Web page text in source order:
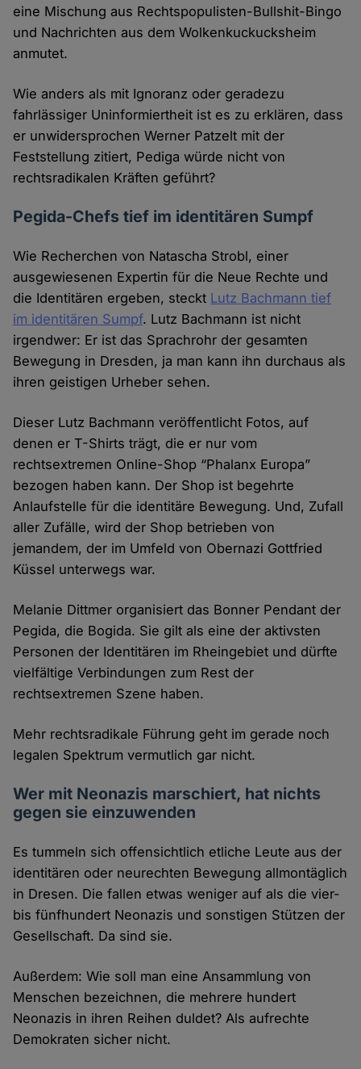
eine Mischung aus Rechtspopulisten-Bullshit-Bingo
und Nachrichten aus dem Wolkenkuckucksheim
anmutet.
Wie anders als mit Ignoranz oder geradezu
fahrlässiger Uninformiertheit ist es zu erklären, dass
er unwidersprochen Werner Patzelt mit der
Feststellung zitiert, Pediga würde nicht von
rechtsradikalen Kräften geführt?
Pegida-Chefs tief im identitären Sumpf
Wie Recherchen von Natascha Strobl, einer
ausgewiesenen Expertin für die Neue Rechte und
die Identitären ergeben, steckt Lutz Bachmann tief
im identitären Sumpf. Lutz Bachmann ist nicht
irgendwer: Er ist das Sprachrohr der gesamten
Bewegung in Dresden, ja man kann ihn durchaus als
ihren geistigen Urheber sehen.
Dieser Lutz Bachmann veröffentlicht Fotos, auf
denen er T-Shirts trägt, die er nur vom
rechtsextremen Online-Shop “Phalanx Europa”
bezogen haben kann. Der Shop ist begehrte
Anlaufstelle für die identitäre Bewegung. Und, Zufall
aller Zufälle, wird der Shop betrieben von
jemandem, der im Umfeld von Obernazi Gottfried
Küssel unterwegs war.
Melanie Dittmer organisiert das Bonner Pendant der
Pegida, die Bogida. Sie gilt als eine der aktivsten
Personen der Identitären im Rheingebiet und dürfte
vielfältige Verbindungen zum Rest der
rechtsextremen Szene haben.
Mehr rechtsradikale Führung geht im gerade noch
legalen Spektrum vermutlich gar nicht.
Wer mit Neonazis marschiert, hat nichts
gegen sie einzuwenden
Es tummeln sich offensichtlich etliche Leute aus der
identitären oder neurechten Bewegung allmontäglich
in Dresen. Die fallen etwas weniger auf als die vier-
bis fünfhundert Neonazis und sonstigen Stützen der
Gesellschaft. Da sind sie.
Außerdem: Wie soll man eine Ansammlung von
Menschen bezeichnen, die mehrere hundert
Neonazis in ihren Reihen duldet? Als aufrechte
Demokraten sicher nicht.